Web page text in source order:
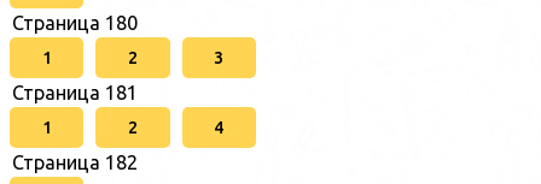
Страница 180
1 2 3
Страница 181
1 2 4
Страница 182